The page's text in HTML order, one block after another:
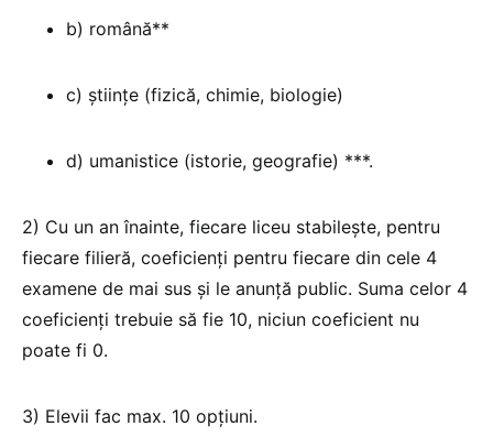
b) română**
c) ştiințe (fizică, chimie, biologie)
d) umanistice (istorie, geografie) ***.
2) Cu un an înainte, fiecare liceu stabileşte, pentru
fiecare filieră, coeficienți pentru fiecare din cele 4
examene de mai sus şi le anunță public. Suma celor 4
coeficienți trebuie să fie 10, niciun coeficient nu
poate fi 0.
3) Elevii fac max. 10 opțiuni.